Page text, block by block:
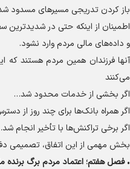
باز کردن تدریجی مسیر‌های مسدود
اطمینان از اینکه حتی در
و داده‌های مالی مردم وارد نشود.
آنها فرزندان همین مردم هستند که
می‌کنند
اگر بخشی از خدمات محدود شد…
اگر همراه بانک‌ها برای چند روز از
اگر برخی تراکنش‌ها با تأخیر انجام
بخش مهمی از این اتفاق، تصمیمی
•فصل هفتم؛ اعتماد مردم برگ برنده